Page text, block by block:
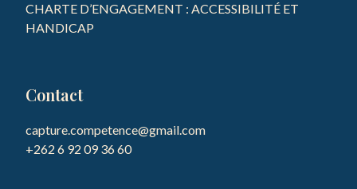
CHARTE D’ENGAGEMENT : ACCESSIBILITÉ ET
HANDICAP
Contact
capture.competence@gmail.com